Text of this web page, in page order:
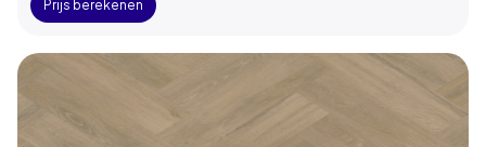
Prijs berekenen